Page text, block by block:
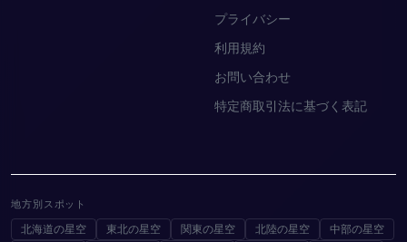
プライバシー
利用規約
お問い合わせ
特定商取引法に基づく表記
地方別スポット
北海道の星空 東北の星空 関東の星空 北陸の星空
中部の星空